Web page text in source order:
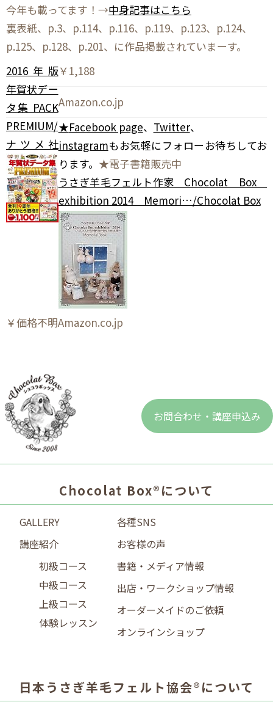
今年も載ってます！→中身記事はこちら
裏表紙、p.3、p.114、p.116、p.119、p.123、p.124、
p.125、p.128、p.201、に作品掲載されていまーす。
2016年版
年賀状デー
タ集 PACK
PREMIUM/
ナツメ社
￥1,188
Amazon.co.jp
★Facebook page、 Twitter、
instagramもお気軽にフォローお待ちしてお
ります。 ★電子書籍販売中
うさぎ羊毛フェルト作家 Chocolat Box
exhibition 2014 Memori…/Chocolat Box
￥価格不明Amazon.co.jp
お問合わせ・講座申込み
Chocolat Box®について
GALLERY
講座紹介
初級コース
中級コース
上級コース
体験レッスン
各種SNS
お客様の声
書籍・メディア情報
出店・ワークショップ情報
オーダーメイドのご依頼
オンラインショップ
日本うさぎ羊毛フェルト協会®について